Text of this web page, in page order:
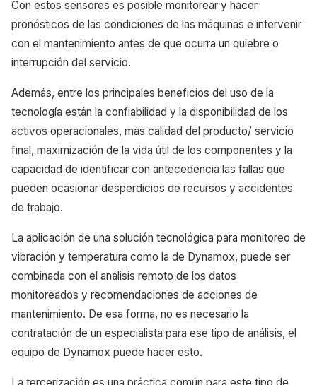
Con estos sensores es posible monitorear y hacer
pronósticos de las condiciones de las máquinas e intervenir
con el mantenimiento antes de que ocurra un quiebre o
interrupción del servicio.
Además, entre los principales beneficios del uso de la
tecnología están la confiabilidad y la disponibilidad de los
activos operacionales, más calidad del producto/ servicio
final, maximización de la vida útil de los componentes y la
capacidad de identificar con antecedencia las fallas que
pueden ocasionar desperdicios de recursos y accidentes
de trabajo.
La aplicación de una solución tecnológica para monitoreo de
vibración y temperatura como la de Dynamox, puede ser
combinada con el análisis remoto de los datos
monitoreados y recomendaciones de acciones de
mantenimiento. De esa forma, no es necesario la
contratación de un especialista para ese tipo de análisis, el
equipo de Dynamox puede hacer esto.